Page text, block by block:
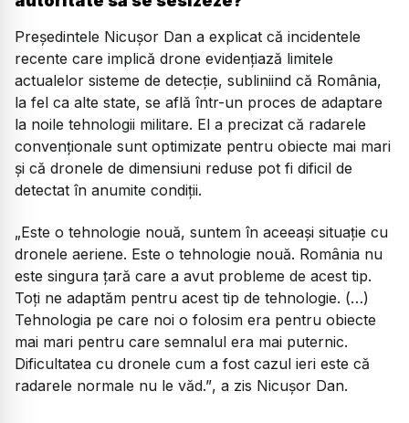
Președintele Nicușor Dan a explicat că incidentele
recente care implică drone evidențiază limitele
actualelor sisteme de detecție, subliniind că România,
la fel ca alte state, se află într-un proces de adaptare
la noile tehnologii militare. El a precizat că radarele
convenționale sunt optimizate pentru obiecte mai mari
și că dronele de dimensiuni reduse pot fi dificil de
detectat în anumite condiții.
„Este o tehnologie nouă, suntem în aceeași situație cu
dronele aeriene. Este o tehnologie nouă. România nu
este singura țară care a avut probleme de acest tip.
Toți ne adaptăm pentru acest tip de tehnologie. (…)
Tehnologia pe care noi o folosim era pentru obiecte
mai mari pentru care semnalul era mai puternic.
Dificultatea cu dronele cum a fost cazul ieri este că
radarele normale nu le văd.”, a zis Nicușor Dan.